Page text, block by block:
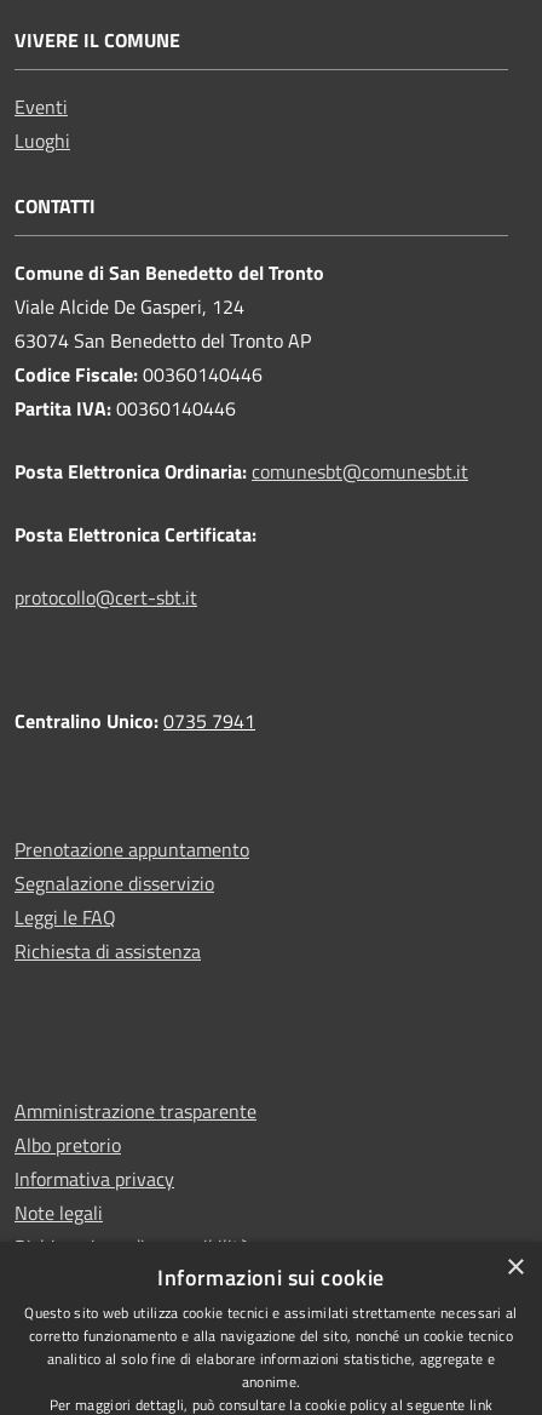
VIVERE IL COMUNE
Eventi
Luoghi
CONTATTI
Comune di San Benedetto del Tronto
Viale Alcide De Gasperi, 124
63074 San Benedetto del Tronto AP
Codice Fiscale:00360140446
Partita IVA:00360140446
Posta Elettronica Ordinaria:comunesbt@comunesbt.it
Posta Elettronica Certificata:
protocollo@cert-sbt.it
Centralino Unico:0735 7941
Prenotazione appuntamento
Segnalazione disservizio
Leggi le FAQ
Richiesta di assistenza
Amministrazione trasparente
Albo pretorio
Informativa privacy
Note legali
Dichiarazione di accessibilità
RSS
Accessibilità
Copyright © 2025 Comune di
San Benedetto del Tronto
×
Informazioni sui cookie
Questo sito web utilizza cookie tecnici e assimilati strettamente necessari al
corretto funzionamento e alla navigazione del sito, nonché un cookie tecnico
analitico al solo fine di elaborare informazioni statistiche, aggregate e
anonime.
Per maggiori dettagli, può consultare la cookie policy al seguente link